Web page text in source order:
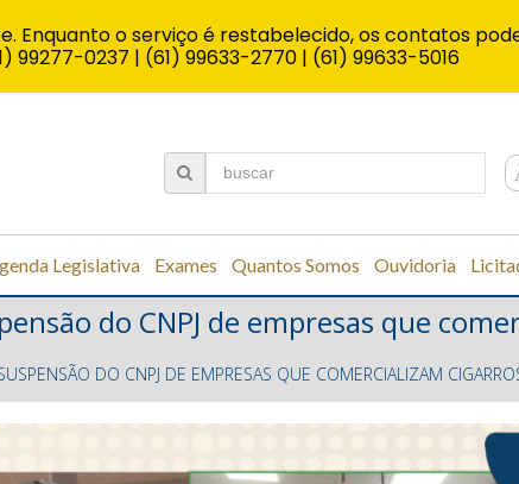
Legislativa Exames Quantos Somos Ouvidoria
do CNPJ de empresas que
DO CNPJ DE EMPRESAS QUE COMERCIALIZAM
o serviço é restabelecido, os contatos
99277-0237 | (61) 99633-2770 | (61) 99633-5016